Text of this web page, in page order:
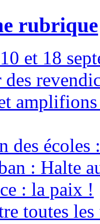
rubrique
et 18
des
des
: Halte
: la paix !
toutes les